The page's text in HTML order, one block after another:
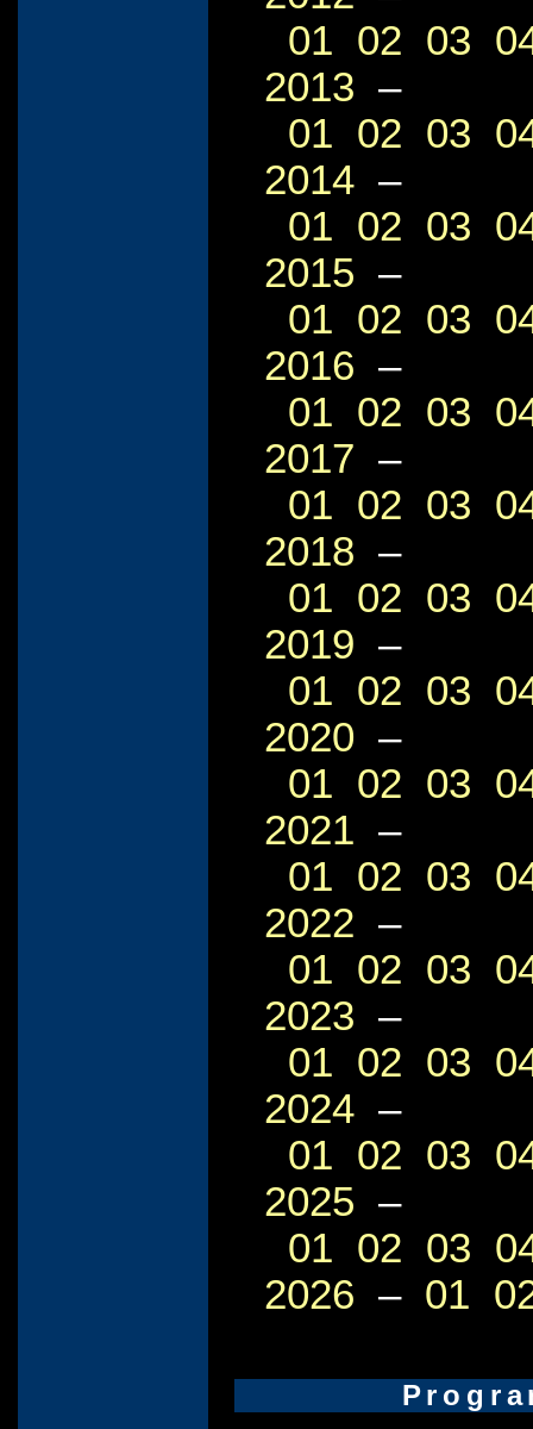
01 02 03
2013 –
01 02 03
2014 –
01 02 03
2015 –
01 02 03
2016 –
01 02 03
2017 –
01 02 03
2018 –
01 02 03
2019 –
01 02 03
2020 –
01 02 03
2021 –
01 02 03
2022 –
01 02 03
2023 –
01 02 03
2024 –
01 02 03
2025 –
01 02 03
2026 – 01